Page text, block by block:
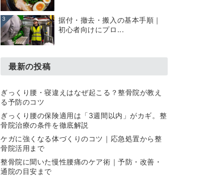
3
据付・撤去・搬入の基本手順｜
初心者向けにプロ...
最新の投稿
ぎっくり腰・寝違えはなぜ起こる？整骨院が教え
る予防のコツ
ぎっくり腰の保険適用は「3週間以内」がカギ。整
骨院治療の条件を徹底解説
ケガに強くなる体づくりのコツ｜応急処置から整
骨院活用まで
整骨院に聞いた慢性腰痛のケア術｜予防・改善・
通院の目安まで